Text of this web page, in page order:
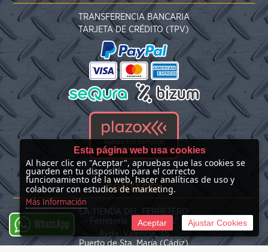
TRANSFERENCIA BANCARIA
TARJETA DE CRÉDITO (TPV)
CONTACTO
LA TIENDA DEL FERRETERO
- Ferretería "Las Nieves" -
Avda. Valencia, 35
Puerto de Sta. María (Cádiz)
WhatsApp
Esta página web usa cookies
Al hacer clic en "Aceptar", apruebas que las cookies se
guarden en tu dispositivo para el correcto
funcionamiento de la web, hacer analíticas de uso y
colaborar con estudios de marketing.
Más Información
Aceptar Ajustar Cookies